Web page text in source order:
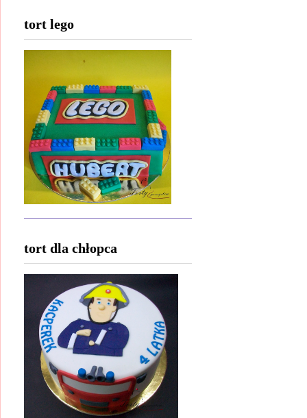
tort lego
tort dla chłopca